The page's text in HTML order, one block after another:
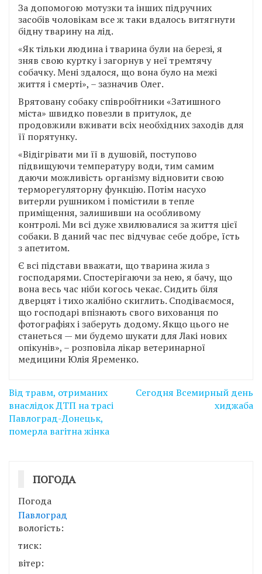
За допомогою мотузки та інших підручних
засобів чоловікам все ж таки вдалось витягнути
бідну тварину на лід.
«Як тільки людина і тварина були на березі, я
зняв свою куртку і загорнув у неї тремтячу
собачку. Мені здалося, що вона було на межі
життя і смерті», – зазначив Олег.
Врятовану собаку співробітники «Затишного
міста» швидко повезли в притулок, де
продовжили вживати всіх необхідних заходів для
її порятунку.
«Відігрівати ми її в душовій, поступово
підвищуючи температуру води, тим самим
даючи можливість організму відновити свою
терморегуляторну функцію. Потім насухо
витерли рушником і помістили в тепле
приміщення, залишивши на особливому
контролі. Ми всі дуже хвилювалися за життя цієї
собаки. В даний час пес відчуває себе добре, їсть
з апетитом.
Є всі підстави вважати, що тварина жила з
господарями. Спостерігаючи за нею, я бачу, що
вона весь час ніби когось чекає. Сидить біля
дверцят і тихо жалібно скиглить. Сподіваємося,
що господарі впізнають свого вихованця по
фотографіях і заберуть додому. Якщо цього не
станеться — ми будемо шукати для Лакі нових
опікунів», – розповіла лікар ветеринарної
медицини Юлія Яременко.
Навігація
записів
Від травм, отриманих
внаслідок ДТП на трасі
Павлоград-Донецьк,
померла вагітна жінка
Сегодня Всемирный день
хиджаба
ПОГОДА
Погода
Павлоград
вологість:
тиск:
вітер: